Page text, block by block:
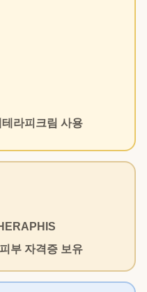
라피크림 사용
부 자격증 보유